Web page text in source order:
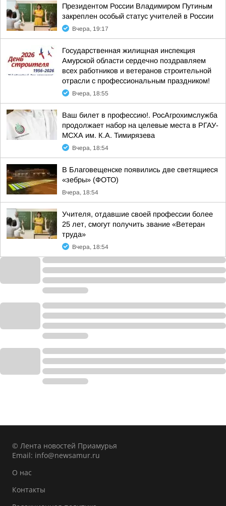
Президентом России Владимиром Путиным
закреплен особый статус учителей в России
Вчера, 19:17
Государственная жилищная инспекция
Амурской области сердечно поздравляем
всех работников и ветеранов строительной
отрасли с профессиональным праздником!
Вчера, 18:55
Ваш билет в профессию!. РосАгрохимслужба
продолжает набор на целевые места в РГАУ-
МСХА им. К.А. Тимирязева
Вчера, 18:54
В Благовещенске появились две светящиеся
«зебры» (ФОТО)
Вчера, 18:54
Учителя, отдавшие своей профессии более
25 лет, смогут получить звание «Ветеран
труда»
Вчера, 18:54
© Лента новостей Приамурья
Email: info@newsamur.ru
О нас
Контакты